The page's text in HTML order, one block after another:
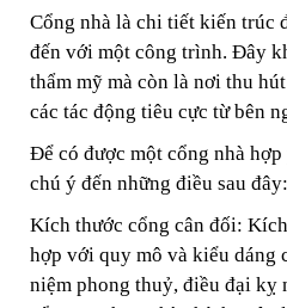
Cổng nhà là chi tiết kiến trúc
đến với một công trình. Đây
thẩm mỹ mà còn là nơi thu
các tác động tiêu cực từ bên
Để có được một cổng nhà
chú ý đến những điều sau đây:
Kích thước cổng cân đối:
hợp với quy mô và kiểu dáng
niệm phong thuỷ, điều đại kỵ